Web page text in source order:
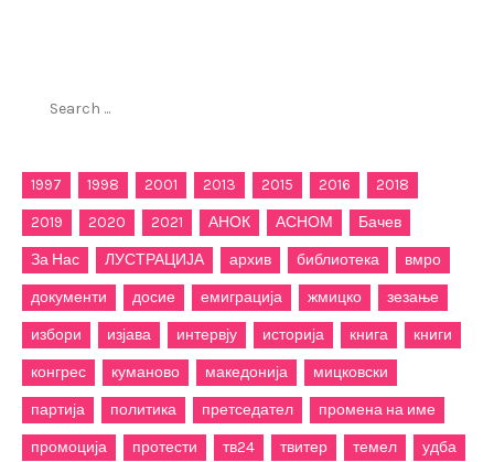
1997 1998 2001 2013 2015 2016
2018
2019
2020 2021 АНОК АСНОМ
Бачев
За Нас
ЛУСТРАЦИЈА архив библиотека
вмро
документи
досие емиграција жмицко
зезање
избори
изјава интервју историја книга
книги
конгрес
куманово македонија
мицковски
партија
политика претседател
промена на име
промоција
протести тв24 твитер темел
удба